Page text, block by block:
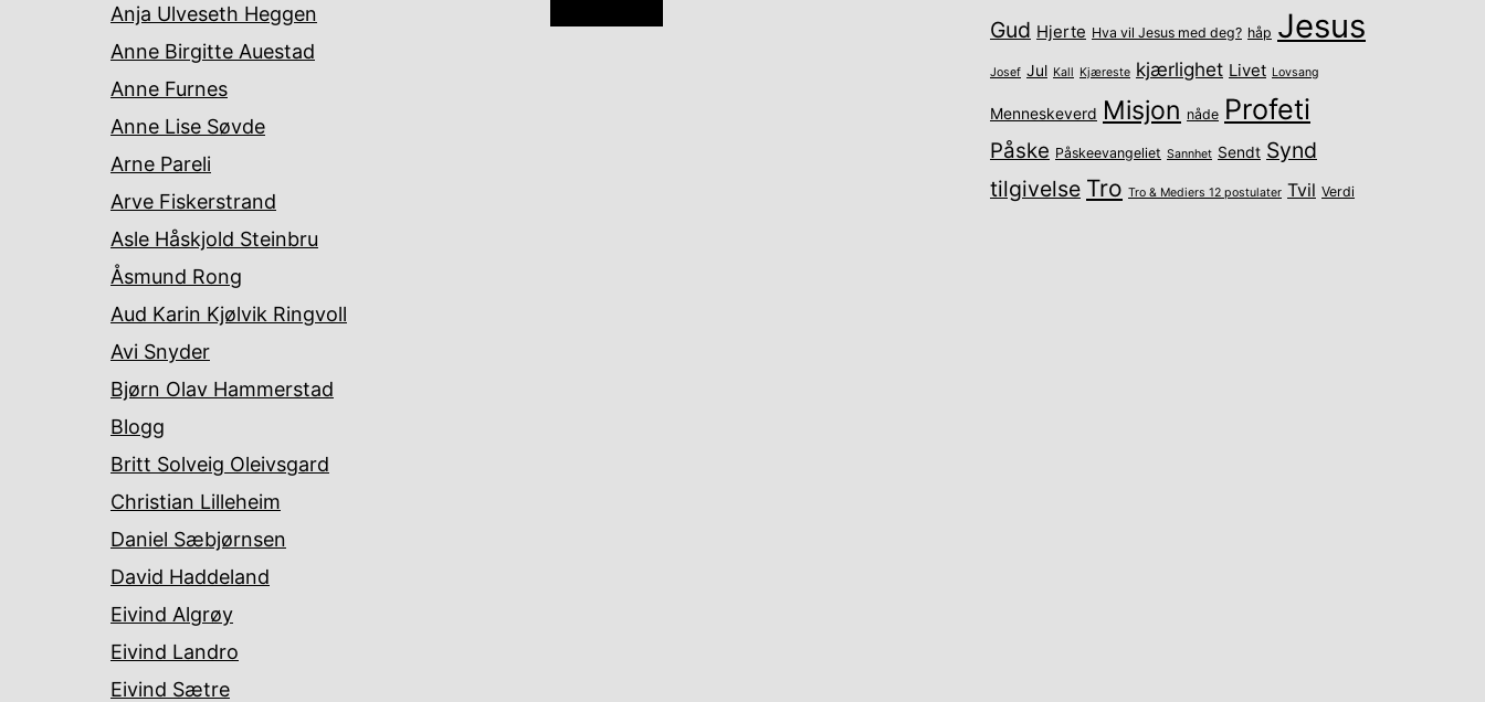
Anja Ulveseth Heggen
Anne Birgitte Auestad
Anne Furnes
Anne Lise Søvde
Arne Pareli
Arve Fiskerstrand
Asle Håskjold Steinbru
Åsmund Rong
Aud Karin Kjølvik Ringvoll
Avi Snyder
Bjørn Olav Hammerstad
Blogg
Britt Solveig Oleivsgard
Christian Lilleheim
Daniel Sæbjørnsen
David Haddeland
Eivind Algrøy
Eivind Landro
Eivind Sætre
Gud Hjerte Hva vil Jesus med deg? håp Jesus
Josef Jul Kall Kjæreste kjærlighet Livet Lovsang
Menneskeverd Misjon nåde Profeti
Påske Påskeevangeliet Sannhet Sendt Synd
tilgivelse Tro Tro & Mediers 12 postulater Tvil Verdi